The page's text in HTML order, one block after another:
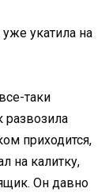
укатила на
таки
развозила
приходится,
на калитку,
Он давно